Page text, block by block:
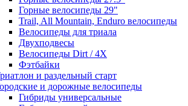
Горные велосипеды 29"
Trail, All Mountain, Enduro велосипеды
Велосипеды для триала
Двухподвесы
Велосипеды Dirt / 4X
Фэтбайки
и раздельный старт
и дорожные велосипеды
Гибриды универсальные